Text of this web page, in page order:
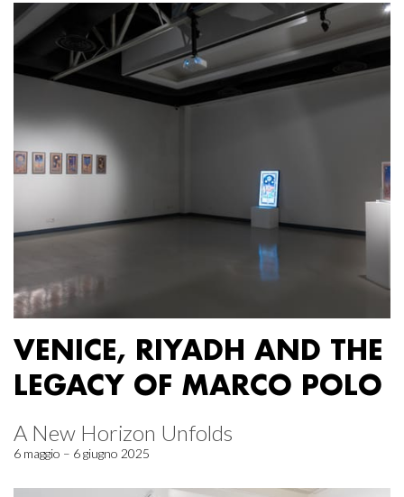
VENICE, RIYADH AND THE
LEGACY OF MARCO POLO
A New Horizon Unfolds
6 maggio – 6 giugno 2025